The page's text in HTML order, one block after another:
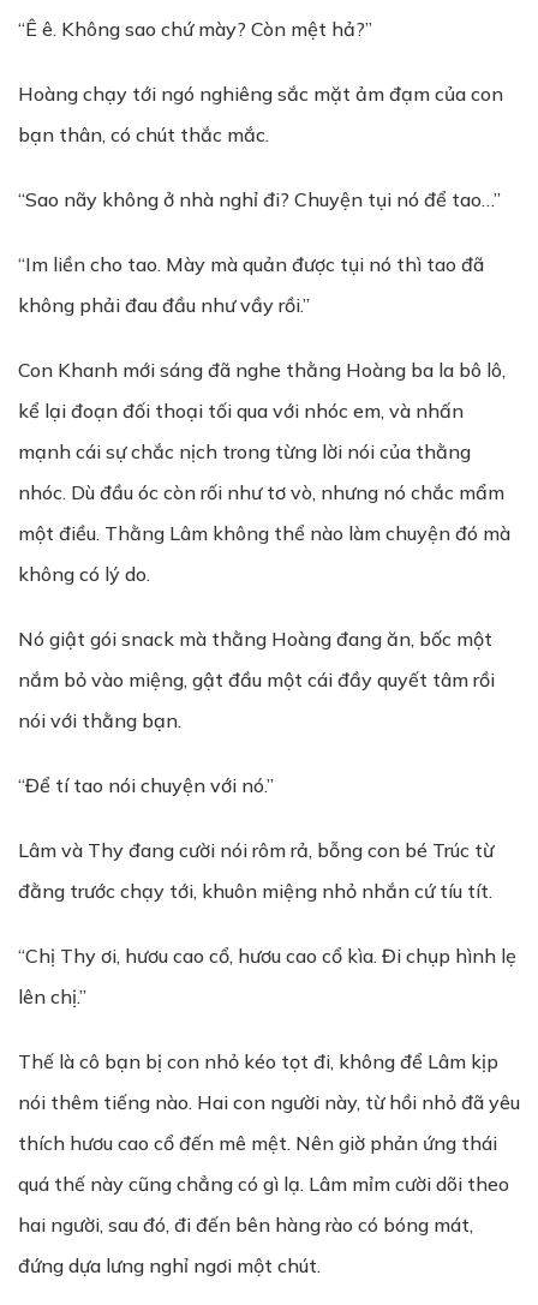
“Ê ê. Không sao chứ mày? Còn mệt hả?”
Hoàng chạy tới ngó nghiêng sắc mặt ảm đạm của con
bạn thân, có chút thắc mắc.
“Sao nãy không ở nhà nghỉ đi? Chuyện tụi nó để tao…”
“Im liền cho tao. Mày mà quản được tụi nó thì tao đã
không phải đau đầu như vầy rồi.”
Con Khanh mới sáng đã nghe thằng Hoàng ba la bô lô,
kể lại đoạn đối thoại tối qua với nhóc em, và nhấn
mạnh cái sự chắc nịch trong từng lời nói của thằng
nhóc. Dù đầu óc còn rối như tơ vò, nhưng nó chắc mẩm
một điều. Thằng Lâm không thể nào làm chuyện đó mà
không có lý do.
Nó giật gói snack mà thằng Hoàng đang ăn, bốc một
nắm bỏ vào miệng, gật đầu một cái đầy quyết tâm rồi
nói với thằng bạn.
“Để tí tao nói chuyện với nó.”
Lâm và Thy đang cười nói rôm rả, bỗng con bé Trúc từ
đằng trước chạy tới, khuôn miệng nhỏ nhắn cứ tíu tít.
“Chị Thy ơi, hươu cao cổ, hươu cao cổ kìa. Đi chụp hình lẹ
lên chị.”
Thế là cô bạn bị con nhỏ kéo tọt đi, không để Lâm kịp
nói thêm tiếng nào. Hai con người này, từ hồi nhỏ đã yêu
thích hươu cao cổ đến mê mệt. Nên giờ phản ứng thái
quá thế này cũng chẳng có gì lạ. Lâm mỉm cười dõi theo
hai người, sau đó, đi đến bên hàng rào có bóng mát,
đứng dựa lưng nghỉ ngơi một chút.